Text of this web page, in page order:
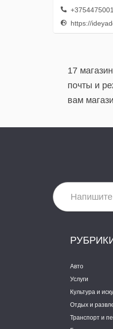
https://
17
почты и
вам
Авто
Услуги
Культура и
Отдых и
Транспорт и